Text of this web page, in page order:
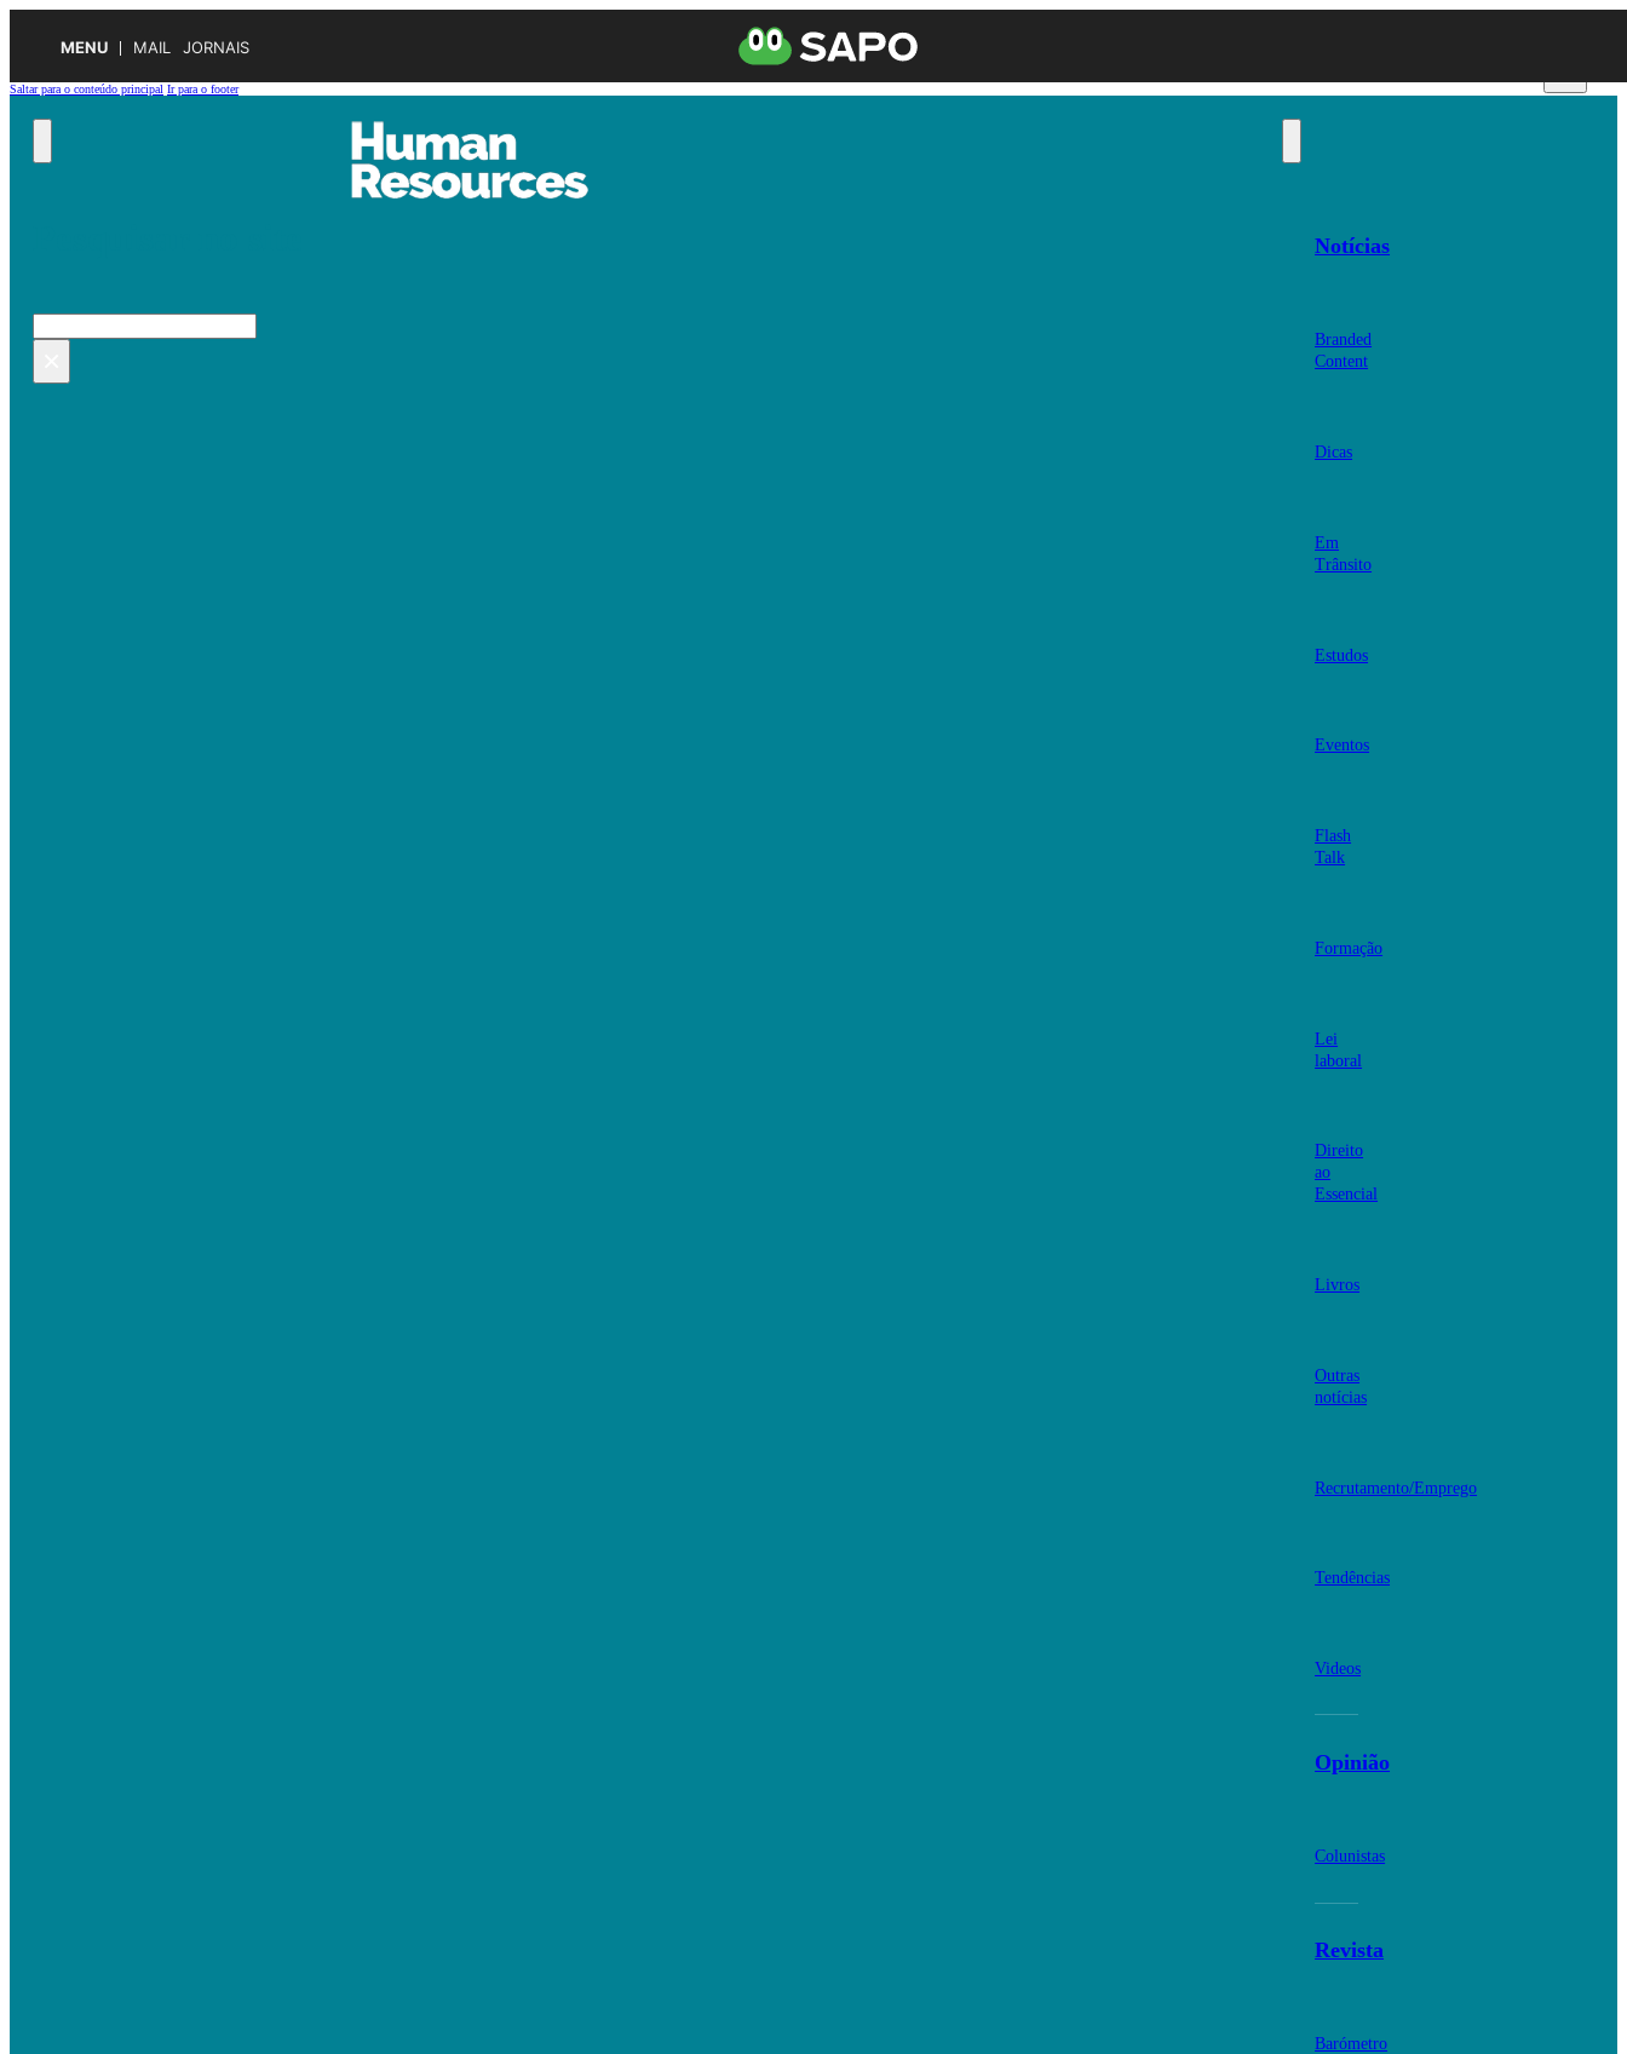
MENU MAIL JORNAIS
Saltar para o conteúdo principal Ir para o footer
Pesquisar
Notícias
Branded
Content
Dicas
Em
Trânsito
Estudos
Eventos
Flash
Talk
Formação
Lei
laboral
Direito
ao
Essencial
Livros
Outras
notícias
Recrutamento/Emprego
Tendências
Videos
Opinião
Colunistas
Revista
Barómetro